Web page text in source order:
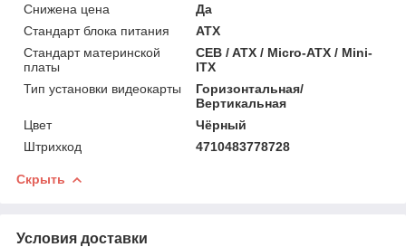
Снижена цена
Да
Стандарт блока питания
ATX
Стандарт материнской
платы
CEB / ATX / Micro-ATX / Mini-
ITX
Тип установки видеокарты
Горизонтальная/
Вертикальная
Цвет
Чёрный
Штрихкод
4710483778728
Скрыть
Условия доставки